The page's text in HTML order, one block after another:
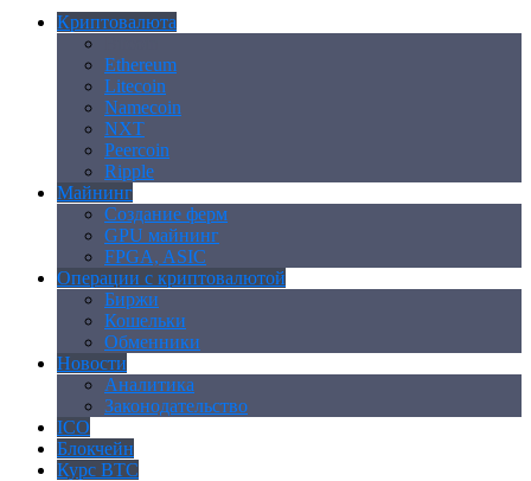
Криптовалюта
Ethereum
Litecoin
Namecoin
NXT
Peercoin
Ripple
Майнинг
Создание ферм
GPU майнинг
FPGA, ASIC
Операции с криптовалютой
Биржи
Кошельки
Обменники
Новости
Аналитика
Законодательство
ICO
Блокчейн
Курс BTC